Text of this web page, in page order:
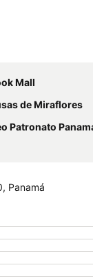
Mall
de Miraflores
Patronato
Panamá